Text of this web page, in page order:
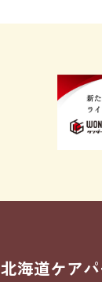
北海道ケア